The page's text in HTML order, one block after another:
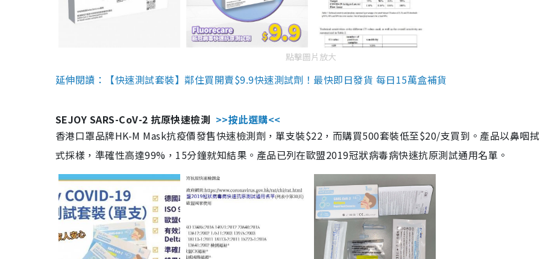
點擊圖片放大
延伸閱讀：【快速測試套裝】鄰住買開賣$9.9快速測試劑！最快即日發貨 每日15萬盒補貨
SEJOY SARS-CoV-2 抗原快速檢測 >>按此選購<<
香港口罩品牌HK-M Mask抗疫價發售快速檢測劑，單支裝$22，而購買500套裝低至$20/支買到。產品以鼻咽
式採樣，準確性高達99%，15分鐘就知結果。產品已列在歐盟2019冠狀病毒病快速抗原測試通用名單。